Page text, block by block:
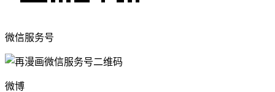
微信服务号
微博